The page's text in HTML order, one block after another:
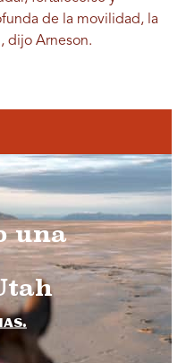
de la movilidad, la
dijo Arneson.
una